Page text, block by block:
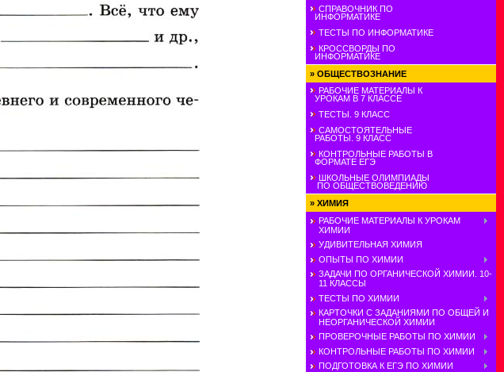
СПРАВОЧНИК ПО
ИНФОРМАТИКЕ
ТЕСТЫ ПО ИНФОРМАТИКЕ
КРОССВОРДЫ ПО
ИНФОРМАТИКЕ
» ОБЩЕСТВОЗНАНИЕ
РАБОЧИЕ МАТЕРИАЛЫ К
УРОКАМ В 7 КЛАССЕ
ТЕСТЫ. 9 КЛАСС
САМОСТОЯТЕЛЬНЫЕ
РАБОТЫ. 9 КЛАСС
КОНТРОЛЬНЫЕ РАБОТЫ В
ФОРМАТЕ ЕГЭ
ШКОЛЬНЫЕ ОЛИМПИАДЫ
ПО ОБЩЕСТВОВЕДЕНИЮ
» ХИМИЯ
РАБОЧИЕ МАТЕРИАЛЫ К УРОКАМ
ХИМИИ
УДИВИТЕЛЬНАЯ ХИМИЯ
ОПЫТЫ ПО ХИМИИ
ЗАДАЧИ ПО ОРГАНИЧЕСКОЙ ХИМИИ. 10-
11 КЛАССЫ
ТЕСТЫ ПО ХИМИИ
КАРТОЧКИ С ЗАДАНИЯМИ ПО ОБЩЕЙ И
НЕОРГАНИЧЕСКОЙ ХИМИИ
ПРОВЕРОЧНЫЕ РАБОТЫ ПО ХИМИИ
КОНТРОЛЬНЫЕ РАБОТЫ ПО ХИМИИ
ПОДГОТОВКА К ЕГЭ ПО ХИМИИ